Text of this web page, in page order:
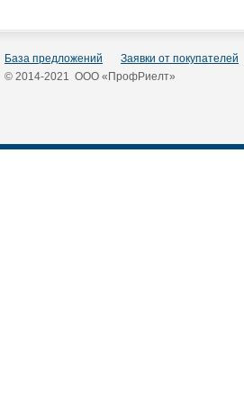
База предложений Заявки от покупателей
© 2014-2021 ООО «ПрофРиелт»